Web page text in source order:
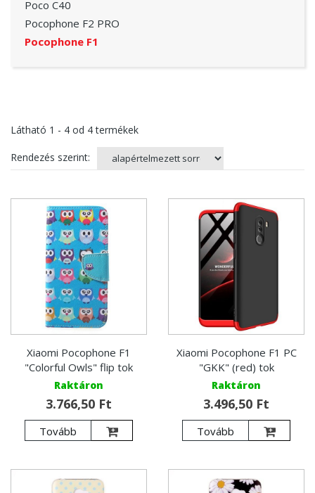
Poco C40
Pocophone F2 PRO
Pocophone F1
Látható 1 - 4 od 4termékek
Rendezés szerint:
Xiaomi Pocophone F1
"Colorful Owls" flip tok
Raktáron
3.766,50 Ft
Tovább
Xiaomi Pocophone F1 PC
"GKK" (red) tok
Raktáron
3.496,50 Ft
Tovább